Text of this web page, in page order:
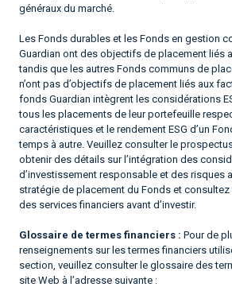
généraux du marché.
Les Fonds durables et les Fonds en gestion
Guardian ont des objectifs de placement liés
tandis que les autres Fonds communs de
n’ont pas d’objectifs de placement liés aux
fonds Guardian intègrent les considérations
tous les placements de leur portefeuille
caractéristiques et le rendement ESG d’un
temps à autre. Veuillez consulter le
obtenir des détails sur l’intégration des
d’investissement responsable et des risques
stratégie de placement du Fonds et
des services financiers avant d’investir.
Glossaire de termes financiers : Pour de
renseignements sur les termes financiers
section, veuillez consulter le glossaire des
site Web à l’adresse suivante :